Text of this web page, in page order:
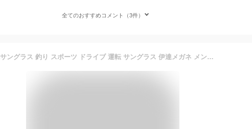
全てのおすすめコメント（3件）
偏光サングラス 釣り スポーツ ドライブ 運転 サングラス 伊達メガネ メンズ レディース UVカット スクエア 四角 オーバル ライトカラーレンズ 薄い色 ナイトドライブ 夜間運転用 全10色